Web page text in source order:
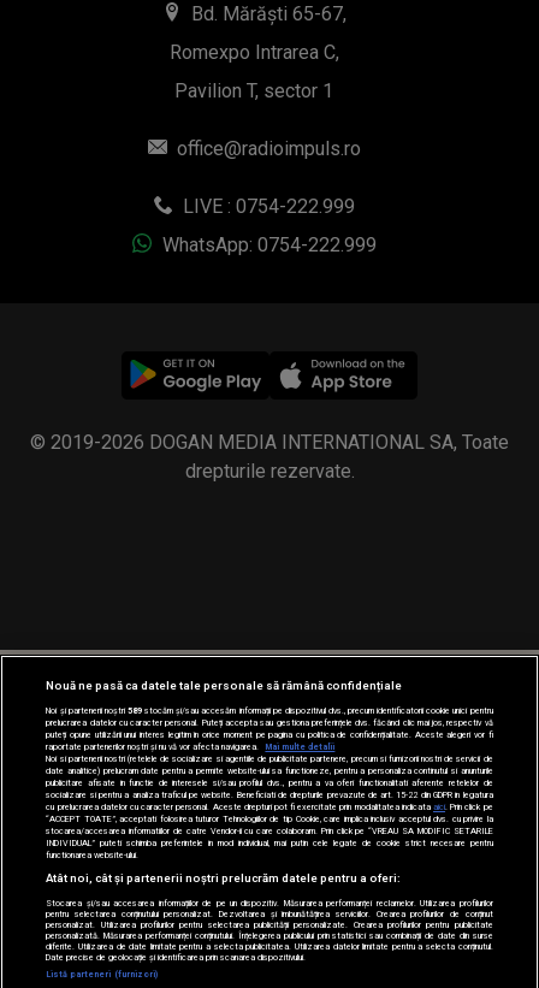
Bd. Mărăști 65-67,
Romexpo Intrarea C,
Pavilion T, sector 1
office@radioimpuls.ro
LIVE : 0754-222.999
WhatsApp: 0754-222.999
© 2019-2026 DOGAN MEDIA INTERNATIONAL SA, Toate
drepturile rezervate.
Nouă ne pasă ca datele tale personale să rămână confidențiale
Noi și partenerii noștri589stocăm și/sau accesăm informații pe dispozitivul dvs., precum identificatorii cookie unici pentru
prelucrarea datelor cu caracter personal. Puteți accepta sau gestiona preferințele dvs. făcând clic mai jos, respectiv vă
puteți opune utilizării unui interes legitim în orice moment pe pagina cu politica de confidențialitate. Aceste alegeri vor fi
raportate partenerilor noștri și nu vă vor afecta navigarea.
Mai multe detalii
Noi si partenerii nostri (retelele de socializare si agentiile de publicitate partenere, precum si furnizorii nostri de servicii de
date analitice) prelucram date pentru a permite website-ului sa functioneze, pentru a personaliza continutul si anunturile
publicitare afisate in functie de interesele si/sau profilul dvs., pentru a va oferi functionalitati aferente retelelor de
socializare si pentru a analiza traficul pe website. Beneficiati de drepturile prevazute de art. 15-22 din GDPR in legatura
cu prelucrarea datelor cu caracter personal. Aceste drepturi pot fi exercitate prin modalitatea indicataaici . Prin click pe
“ACCEPT TOATE”, acceptati folosirea tuturor Tehnologiilor de tip Cookie, care implica inclusiv acceptul dvs. cu privire la
stocarea/accesarea informatiilor de catre Vendor-ii cu care colaboram. Prin click pe “VREAU SA MODIFIC SETARILE
INDIVIDUAL” puteti schimba preferintele in mod individual, mai putin cele legate de cookie strict necesare pentru
functionarea website-ului.
Atât noi, cât și partenerii noștri prelucrăm datele pentru a oferi:
Stocarea și/sau accesarea informațiilor de pe un dispozitiv. Măsurarea performanței reclamelor. Utilizarea profilurilor
pentru selectarea conținutului personalizat. Dezvoltarea și îmbunătățirea serviciilor. Crearea profilurilor de conținut
personalizat. Utilizarea profilurilor pentru selectarea publicității personalizate. Crearea profilurilor pentru publicitate
personalizată. Măsurarea performanței conținutului. Înțelegerea publicului prin statistici sau combinații de date din surse
diferite. Utilizarea de date limitate pentru a selecta publicitatea. Utilizarea datelor limitate pentru a selecta conținutul.
Date precise de geolocație și identificarea prin scanarea dispozitivului.
Listă parteneri (furnizori)